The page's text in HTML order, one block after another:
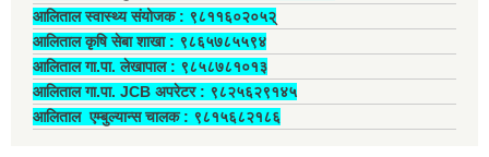
आलिताल स्वास्थ्य संयोजक ‍: ९८११६०२०५२्
आलिताल कृषि सेबा शाखा : ९८६५७८५५९४
आलिताल गा.पा. लेखापाल ‍: ९८५८७८१०१३
आलिताल गा.पा. JCB अपरेटर ‍: ९८२५६२९१४५
आलिताल एम्बुल्यान्स चालक ‍: ९८१५६८२१८६